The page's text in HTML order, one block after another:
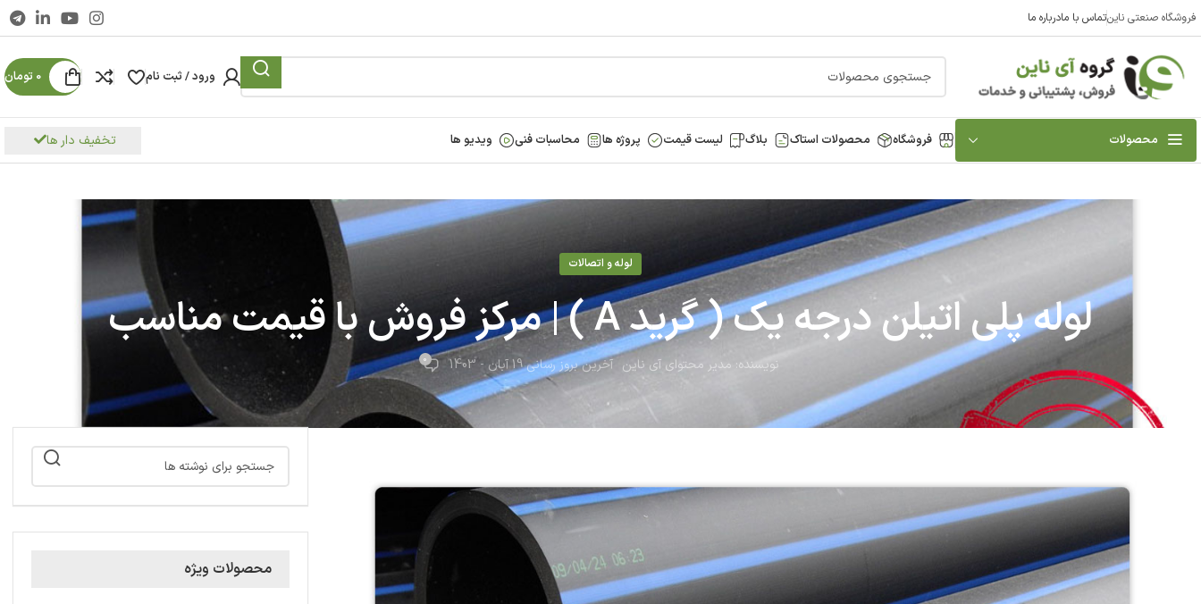
فروشگاه صنعتی ناینتماس با مادرباره ما
ورود / ثبت نام 0 تومان
محصولات فروشگاه محصولات استاک بلاگ لیست قیمت پروژه ها محاسبات فنی ویدیو ها تخفیف دار ها
لوله و اتصالات
لوله پلی اتیلن درجه یک ( گرید A ) | مرکز فروش با قیمت مناسب
نویسنده: مدیر محتوای آی ناین آخرین بروز رسانی 19 آبان - 1403 0
محصولات ویژه